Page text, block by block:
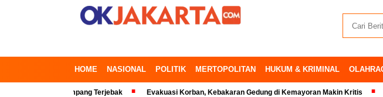
HOME NASIONAL POLITIK MERTOPOLITAN HUKUM & KRIMINAL
Penumpang Terjebak Evakuasi Korban, Kebakaran Gedung di Kemayoran Makin Kritis